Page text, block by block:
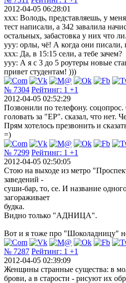
2012-04-05 06:28:01
xxx: Володь, представляешь, у
тест написали, а 342 завалила
остальных, забастовка у них что
yyy: орлы, чё! А когда они писали,
xxx: Да, в 15:15 сели, а тебе зачем?
yyy: А я с 3 до 5 роутеры новые
привет студентам! )))
№ 7304 Рейтинг: 1 +1
2012-04-05 02:52:29
Позвонили по телефону.
головать за "ЕР". сказал, что нет.
Прям хотелось презвонить и
=)
№ 7299 Рейтинг: 1 +1
2012-04-05 02:50:05
Стою на выходе из метро
заведений -
суши-бар, то, се. И название
загораживает
будка.
Видно только "АДНИЦА".
Вот и я тоже про "Шоколадницу"
№ 7287 Рейтинг: 1 +1
2012-04-05 02:39:09
Женщины странные существа: в
брови, а в старости - рисуют их